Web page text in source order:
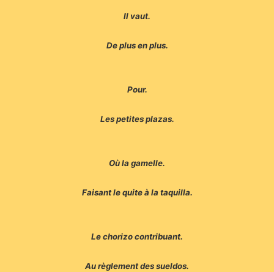
Il vaut.
De plus en plus.
Pour.
Les petites plazas.
Où la gamelle.
Faisant le quite à la taquilla.
Le chorizo contribuant.
Au règlement des sueldos.